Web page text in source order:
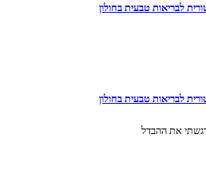
לבריאות טבעית בחולון
לבריאות טבעית בחולון
את ההבדל